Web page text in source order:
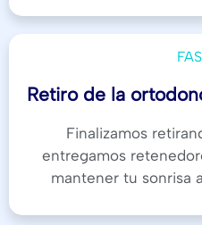
Retiro de la
Finalizamos
entregamos
mantener tu sonrisa